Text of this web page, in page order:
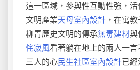
這一區域，參與性互動性強，
文明產業天母室內設計 ，在寓
柳青歷史文明的傳承無毒建材與
侘寂風看著躺在地上的兩人一
三人的心民生社區室內設計已